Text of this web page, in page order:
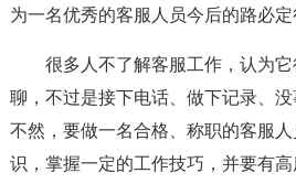
为一名优秀的客服人员今后的路必定
很多人不了解客服工作，认为
聊，不过是接下电话、做下记录、
不然，要做一名合格、称职的客服
识，掌握一定的工作技巧，并要有